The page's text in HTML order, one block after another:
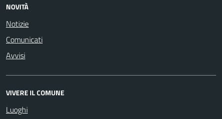
NOVITÀ
Notizie
Comunicati
Avvisi
VIVERE IL COMUNE
Luoghi